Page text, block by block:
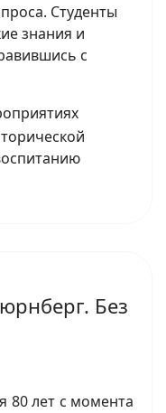
Студенты
знания и
с
Без
80 лет с момента